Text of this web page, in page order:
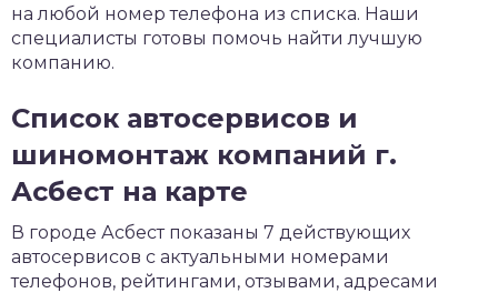
на любой номер телефона из списка. Наши
специалисты готовы помочь найти лучшую
компанию.
Список автосервисов и
шиномонтаж компаний г.
Асбест на карте
В городе Асбест показаны 7 действующих
автосервисов с актуальными номерами
телефонов, рейтингами, отзывами, адресами